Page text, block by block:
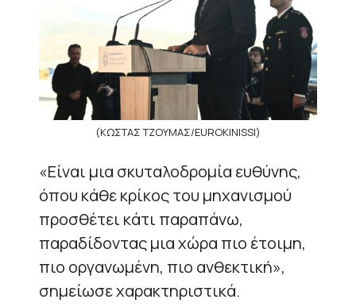
(ΚΩΣΤΑΣ ΤΖΟΥΜΑΣ/EUROKINISSI)
«Είναι μια σκυταλοδρομία ευθύνης,
όπου κάθε κρίκος του μηχανισμού
προσθέτει κάτι παραπάνω,
παραδίδοντας μια χώρα πιο έτοιμη,
πιο οργανωμένη, πιο ανθεκτική»,
σημείωσε χαρακτηριστικά.